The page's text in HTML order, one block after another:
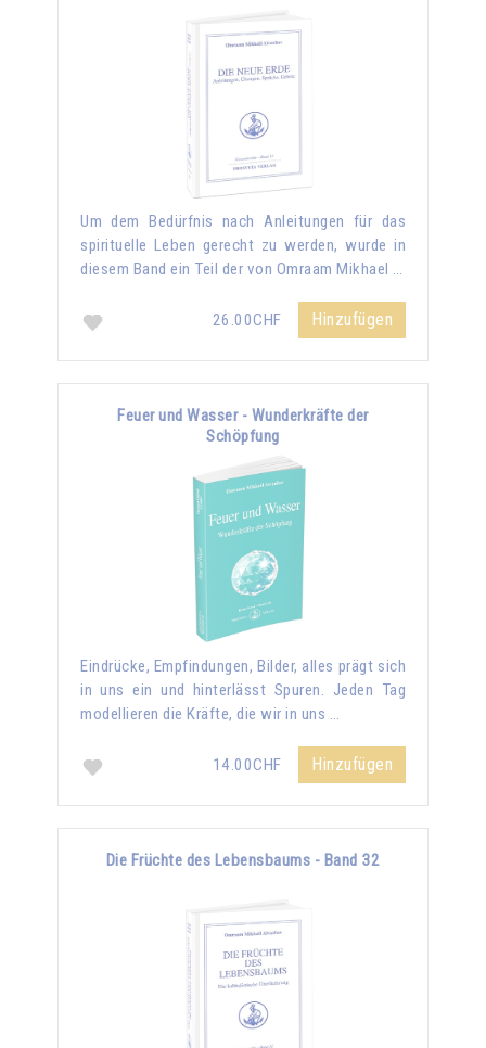
Um dem Bedürfnis nach Anleitungen für das
spirituelle Leben gerecht zu werden, wurde in
diesem Band ein Teil der von Omraam Mikhael …
26.00CHF Hinzufügen
Feuer und Wasser - Wunderkräfte der
Schöpfung
Eindrücke, Empfindungen, Bilder, alles prägt sich
in uns ein und hinterlässt Spuren. Jeden Tag
modellieren die Kräfte, die wir in uns …
14.00CHF Hinzufügen
Die Früchte des Lebensbaums - Band 32